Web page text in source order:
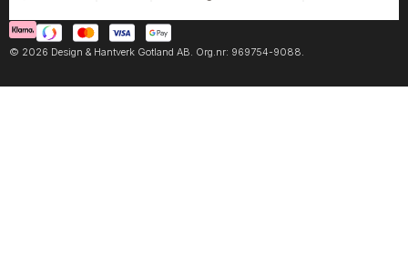
© 2026 Design & Hantverk Gotland AB. Org.nr: 969754-9088.